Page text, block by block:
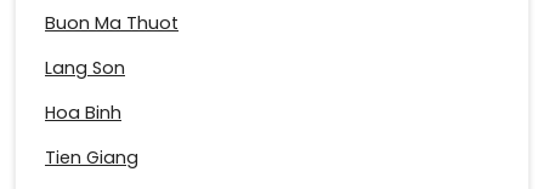
Buon Ma Thuot
Lang Son
Hoa Binh
Tien Giang